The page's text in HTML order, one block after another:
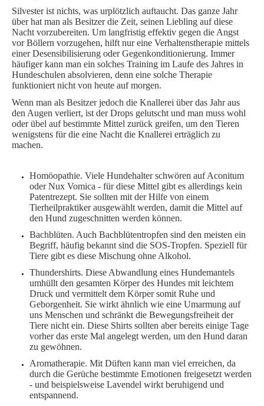
Silvester ist nichts, was urplötzlich auftaucht. Das ganze Jahr
über hat man als Besitzer die Zeit, seinen Liebling auf diese
Nacht vorzubereiten. Um langfristig effektiv gegen die Angst
vor Böllern vorzugehen, hilft nur eine Verhaltenstherapie mittels
einer Desensibilisierung oder Gegenkonditionierung. Immer
häufiger kann man ein solches Training im Laufe des Jahres in
Hundeschulen absolvieren, denn eine solche Therapie
funktioniert nicht von heute auf morgen.
Wenn man als Besitzer jedoch die Knallerei über das Jahr aus
den Augen verliert, ist der Drops gelutscht und man muss wohl
oder übel auf bestimmte Mittel zurück greifen, um den Tieren
wenigstens für die eine Nacht die Knallerei erträglich zu
machen.
Homöopathie. Viele Hundehalter schwören auf Aconitum
oder Nux Vomica - für diese Mittel gibt es allerdings kein
Patentrezept. Sie sollten mit der Hilfe von einem
Tierheilpraktiker ausgewählt werden, damit die Mittel auf
den Hund zugeschnitten werden können.
Bachblüten. Auch Bachblütentropfen sind den meisten ein
Begriff, häufig bekannt sind die SOS-Tropfen. Speziell für
Tiere gibt es diese Mischung ohne Alkohol.
Thundershirts. Diese Abwandlung eines Hundemantels
umhüllt den gesamten Körper des Hundes mit leichtem
Druck und vermittelt dem Körper somit Ruhe und
Geborgenheit. Sie wirkt ähnlich wie eine Umarmung auf
uns Menschen und schränkt die Bewegungsfreiheit der
Tiere nicht ein. Diese Shirts sollten aber bereits einige Tage
vorher das erste Mal angelegt werden, um den Hund daran
zu gewöhnen.
Aromatherapie. Mit Düften kann man viel erreichen, da
durch die Gerüche bestimmte Emotionen freigesetzt werden
- und beispielsweise Lavendel wirkt beruhigend und
entspannend.